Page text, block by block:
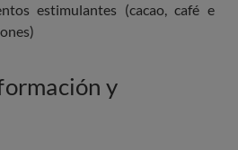
estimulantes (cacao, café e
y